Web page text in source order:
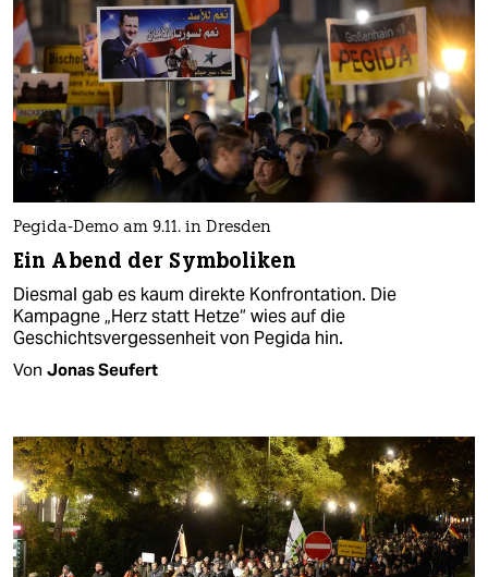
Pegida-Demo am 9.11. in Dresden
Ein Abend der Symboliken
Diesmal gab es kaum direkte Konfrontation. Die
Kampagne „Herz statt Hetze“ wies auf die
Geschichtsvergessenheit von Pegida hin.
Von Jonas Seufert